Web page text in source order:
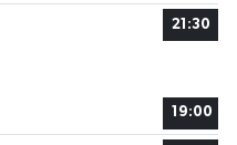
21:30
19:00